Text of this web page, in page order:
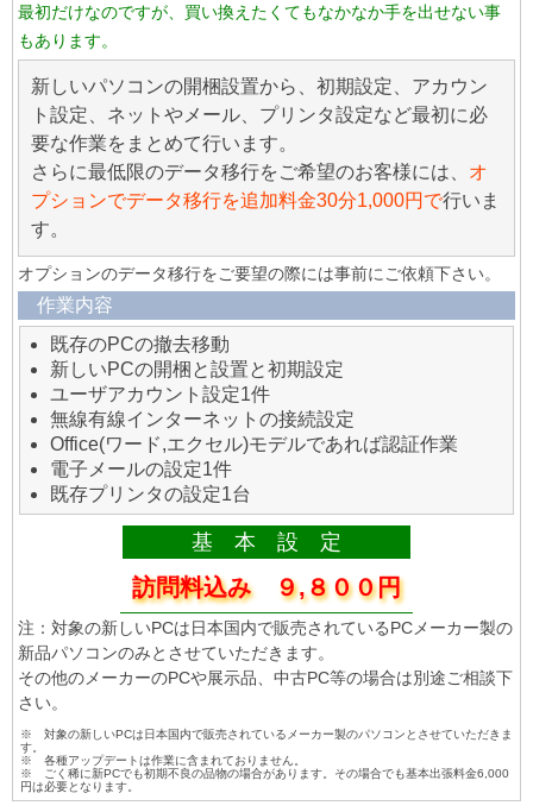
最初だけなのですが、買い換えたくてもなかなか手を出せない事
もあります。
新しいパソコンの開梱設置から、初期設定、アカウン
ト設定、ネットやメール、プリンタ設定など最初に必
要な作業をまとめて行います。
さらに最低限のデータ移行をご希望のお客様には、 オ
プションでデータ移行を追加料金30分1,000円で行いま
す。
オプションのデータ移行をご要望の際には事前にご依頼下さい。
作業内容
既存のPCの撤去移動
新しいPCの開梱と設置と初期設定
ユーザアカウント設定1件
無線有線インターネットの接続設定
Office(ワード,エクセル)モデルであれば認証作業
電子メールの設定1件
既存プリンタの設定1台
基 本 設 定
訪問料込み ９,８００円
注：対象の新しいPCは日本国内で販売されているPCメーカー製の
新品パソコンのみとさせていただきます。
その他のメーカーのPCや展示品、中古PC等の場合は別途ご相談下
さい。
※ 対象の新しいPCは日本国内で販売されているメーカー製のパソコンとさせていただきま
す。
※ 各種アップデートは作業に含まれておりません。
※ ごく稀に新PCでも初期不良の品物の場合があります。その場合でも基本出張料金6,000
円は必要となります。